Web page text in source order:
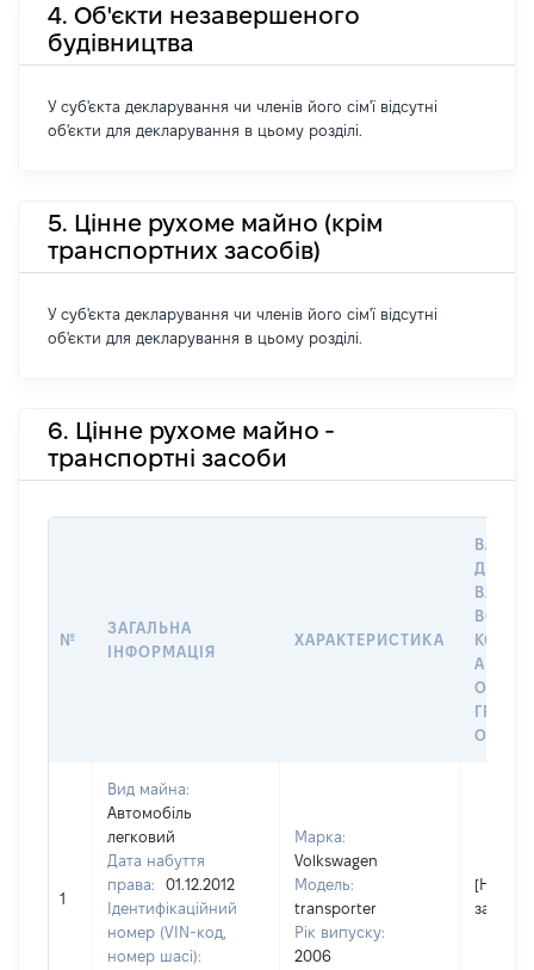
4. Об'єкти незавершеного
будівництва
У суб'єкта декларування чи членів його сім'ї відсутні
об'єкти для декларування в цьому розділі.
5. Цінне рухоме майно (крім
транспортних засобів)
У суб'єкта декларування чи членів його сім'ї відсутні
об'єкти для декларування в цьому розділі.
6. Цінне рухоме майно -
транспортні засоби
№
ЗАГАЛЬНА
ІНФОРМАЦІЯ
ХАРАКТЕРИСТИКА
ДАТУ
АБО
1
Вид майна:
Автомобіль
легковий
Дата набуття
права:
01.12.2012
Ідентифікаційний
номер (VIN-код,
номер шасі):
Марка:
Volkswagen
Модель:
transporter
Рік випуску:
2006
[Не